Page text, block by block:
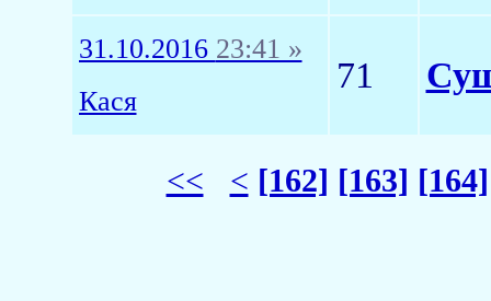
31.10.2016 23:41 »
Кася
71
<< < [162] [163] [164]